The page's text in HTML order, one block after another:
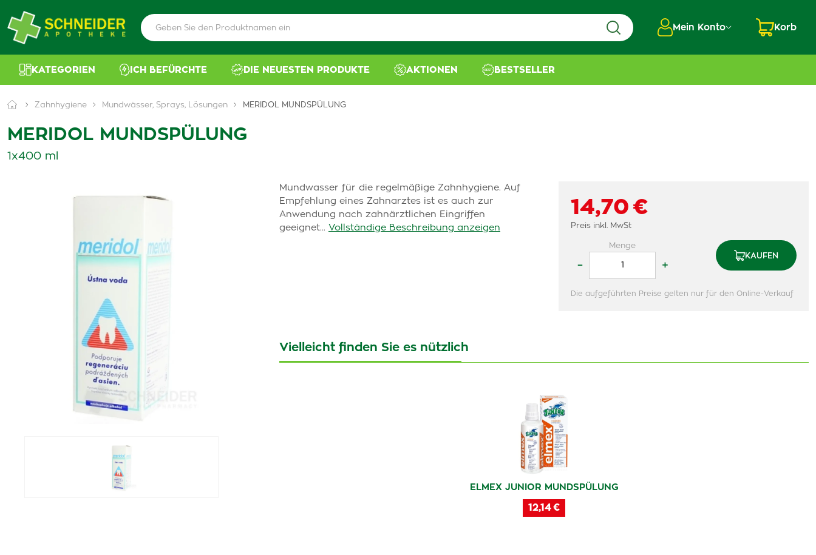
Mein Konto Korb
KATEGORIEN ICH BEFÜRCHTE DIE NEUESTEN PRODUKTE AKTIONEN BESTSELLER
Zahnhygiene Mundwässer, Sprays, Lösungen MERIDOL MUNDSPÜLUNG
MERIDOL MUNDSPÜLUNG
1x400 ml
Mundwasser für die regelmäßige Zahnhygiene. Auf
Empfehlung eines Zahnarztes ist es auch zur
Anwendung nach zahnärztlichen Eingriffen
geeignet... Vollständige Beschreibung anzeigen
14,70 €
Preis inkl. MwSt
Menge
– +
KAUFEN
Die aufgeführten Preise gelten nur für den Online-Verkauf
Vielleicht finden Sie es nützlich
ELMEX JUNIOR MUNDSPÜLUNG
12,14 €